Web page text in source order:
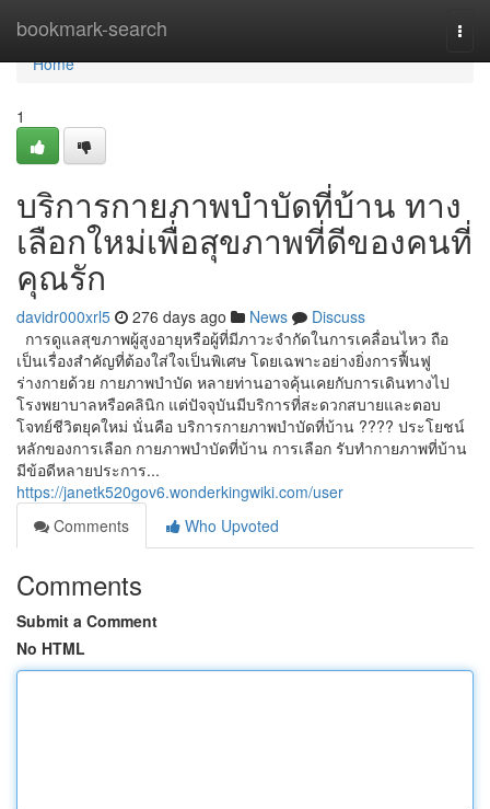
bookmark-search
Home
Home
1
บริการกายภาพบำบัดที่บ้าน ทาง
เลือกใหม่เพื่อสุขภาพที่ดีของคนที่
คุณรัก
davidr000xrl5 276 days ago News
Discuss
การดูแลสุขภาพผู้สูงอายุหรือผู้ที่มีภาวะจำกัดในการเคลื่อนไหว ถือ
เป็นเรื่องสำคัญที่ต้องใส่ใจเป็นพิเศษ โดยเฉพาะอย่างยิ่งการฟื้นฟู
ร่างกายด้วย กายภาพบำบัด หลายท่านอาจคุ้นเคยกับการเดินทางไป
โรงพยาบาลหรือคลินิก แต่ปัจจุบันมีบริการที่สะดวกสบายและตอบ
โจทย์ชีวิตยุคใหม่ นั่นคือ บริการกายภาพบำบัดที่บ้าน ???? ประโยชน์
หลักของการเลือก กายภาพบำบัดที่บ้าน การเลือก รับทํากายภาพที่บ้าน
มีข้อดีหลายประการ...
https://janetk520gov6.wonderkingwiki.com/user
Comments
Who Upvoted
Comments
Submit a Comment
No HTML